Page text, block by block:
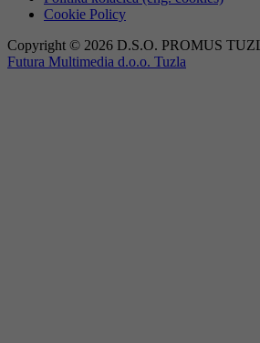
Cookie Policy
Copyright © 2026 D.S.O. PROMUS
Futura Multimedia d.o.o. Tuzla